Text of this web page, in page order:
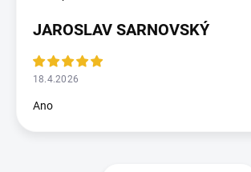
JAROSLAV SARNOVSKÝ
18.4.2026
Ano